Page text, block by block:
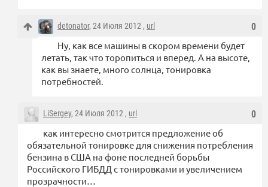
0
detonator, 24 Июля 2012 , url
Ну, как все машины в скором времени будет
летать, так что торопиться и вперед. А на высоте,
как вы знаете, много солнца, тонировка
потребностей.
0
LiSergey, 24 Июля 2012 , url
как интересно смотрится предложение об
обязательной тонировке для снижения потребления
бензина в США на фоне последней борьбы
Российского ГИБДД с тонировками и увеличением
прозрачности…